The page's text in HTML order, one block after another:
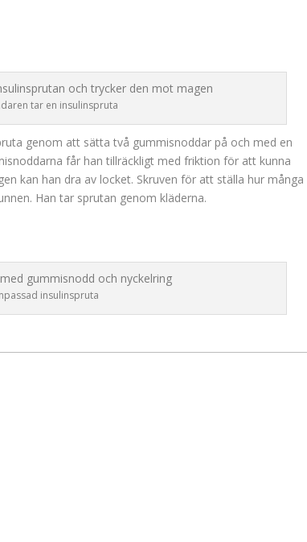
tar en insulinspruta
genom att sätta två gummisnoddar på och med en
får han tillräckligt med friktion för att kunna
kan han dra av locket. Skruven för att ställa hur många
Han tar sprutan genom kläderna.
insulinspruta